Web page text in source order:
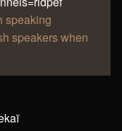
speaking
speakers when